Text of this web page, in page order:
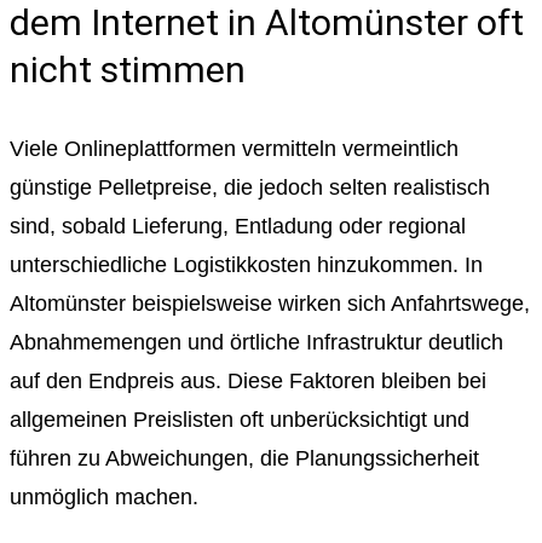
dem Internet in Altomünster oft
nicht stimmen
Viele Onlineplattformen vermitteln vermeintlich
günstige Pelletpreise, die jedoch selten realistisch
sind, sobald Lieferung, Entladung oder regional
unterschiedliche Logistikkosten hinzukommen. In
Altomünster beispielsweise wirken sich Anfahrtswege,
Abnahmemengen und örtliche Infrastruktur deutlich
auf den Endpreis aus. Diese Faktoren bleiben bei
allgemeinen Preislisten oft unberücksichtigt und
führen zu Abweichungen, die Planungssicherheit
unmöglich machen.